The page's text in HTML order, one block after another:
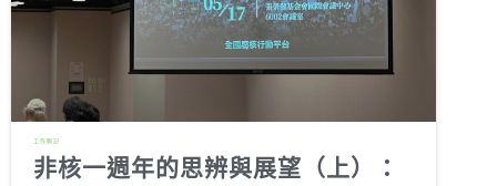
活動行事曆
教育推廣申請
加入志工
工作側記
非核一週年的思辨與展望（上）：